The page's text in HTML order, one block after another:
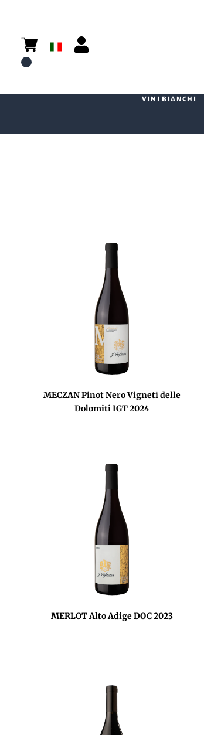
VINI BIANCHI
MECZAN Pinot Nero Vigneti delle
Dolomiti IGT 2024
MERLOT Alto Adige DOC 2023